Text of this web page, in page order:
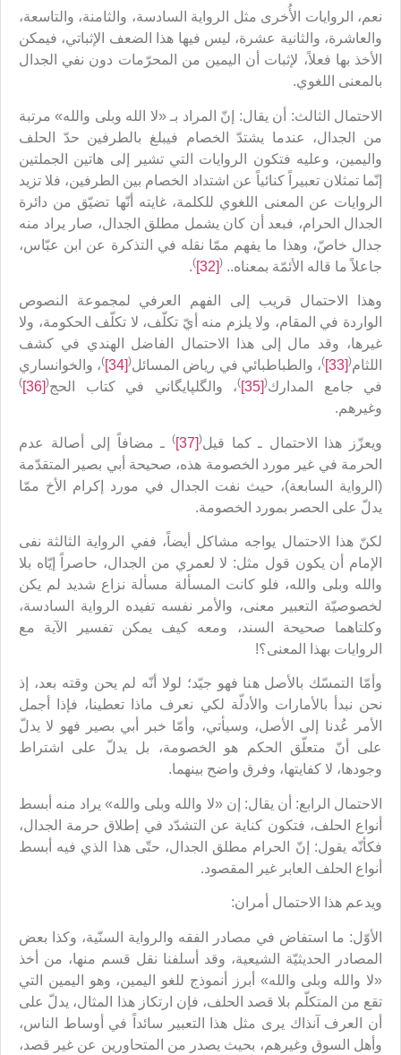
نعم، الروايات الأُخرى مثل الرواية السادسة، والثامنة، والتاسعة،
والعاشرة، والثانية عشرة، ليس فيها هذا الضعف الإثباتي، فيمكن
الأخذ بها فعلاً، لإثبات أن اليمين من المحرّمات دون نفي الجدال
بالمعنى اللغوي.
الاحتمال الثالث: أن يقال: إنّ المراد بـ «لا الله وبلى والله» مرتبة
من الجدال، عندما يشتدّ الخصام فيبلغ بالطرفين حدّ الحلف
واليمين، وعليه فتكون الروايات التي تشير إلى هاتين الجملتين
إنّما تمثلان تعبيراً كنائياً عن اشتداد الخصام بين الطرفين، فلا تزيد
الروايات عن المعنى اللغوي للكلمة، غايته أنّها تضيّق من دائرة
الجدال الحرام، فبعد أن كان يشمل مطلق الجدال، صار يراد منه
جدال خاصّ، وهذا ما يفهم ممّا نقله في التذكرة عن ابن عبّاس،
جاعلاً ما قاله الأئمّة بمعناه.. (
[32]
)
.
وهذا الاحتمال قريب إلى الفهم العرفي لمجموعة النصوص
الواردة في المقام، ولا يلزم منه أيّ تكلّف، لا تكلّف الحكومة، ولا
غيرها، وقد مال إلى هذا الاحتمال الفاضل الهندي في كشف
اللثام(
[33]
)، والطباطبائي في رياض المسائل(
[34]
)، والخوانساري
في جامع المدارك(
[35]
)، والگلپايگاني في كتاب الحج(
[36]
)
وغيرهم.
ويعزّز هذا الاحتمال ـ كما قيل(
[37]
) ـ مضافاً إلى أصالة عدم
الحرمة في غير مورد الخصومة هذه، صحيحة أبي بصير المتقدّمة
(الرواية السابعة)، حيث نفت الجدال في مورد إكرام الأخ ممّا
يدلّ على الحصر بمورد الخصومة.
لكنّ هذا الاحتمال يواجه مشاكل أيضاً، ففي الرواية الثالثة نفى
الإمام أن يكون قول مثل: لا لعمري من الجدال، حاصراً إيّاه بلا
والله وبلى والله، فلو كانت المسألة مسألة نزاع شديد لم يكن
لخصوصيّة التعبير معنى، والأمر نفسه تفيده الرواية السادسة،
وكلتاهما صحيحة السند، ومعه كيف يمكن تفسير الآية مع
الروايات بهذا المعنى؟!
وأمّا التمسّك بالأصل هنا فهو جيّد؛ لولا أنّه لم يحن وقته بعد، إذ
نحن نبدأ بالأمارات والأدلّة لكي نعرف ماذا تعطينا، فإذا أجمل
الأمر عُدنا إلى الأصل، وسيأتي، وأمّا خبر أبي بصير فهو لا يدلّ
على أنّ متعلّق الحكم هو الخصومة، بل يدلّ على اشتراط
وجودها، لا كفايتها، وفرق واضح بينهما.
الاحتمال الرابع: أن يقال: إن «لا والله وبلى والله» يراد منه أبسط
أنواع الحلف، فتكون كناية عن التشدّد في إطلاق حرمة الجدال،
فكأنّه يقول: إنّ الحرام مطلق الجدال، حتّى هذا الذي فيه أبسط
أنواع الحلف العابر غير المقصود.
ويدعم هذا الاحتمال أمران:
الأوّل: ما استفاض في مصادر الفقه والرواية السنّية، وكذا بعض
المصادر الحديثيّة الشيعية، وقد أسلفنا نقل قسم منها، من أخذ
«لا والله وبلى والله» أبرز أنموذج للغو اليمين، وهو اليمين التي
تقع من المتكلّم بلا قصد الحلف، فإن ارتكاز هذا المثال، يدلّ على
أن العرف آنذاك يرى مثل هذا التعبير سائداً في أوساط الناس،
وأهل السوق وغيرهم، بحيث يصدر من المتحاورين عن غير قصد،